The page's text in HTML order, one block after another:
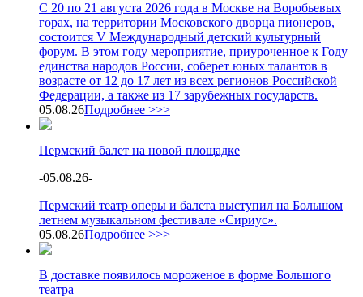
С 20 по 21 августа 2026 года в Москве на Воробьевых
горах, на территории Московского дворца пионеров,
состоится V Международный детский культурный
форум. В этом году мероприятие, приуроченное к Году
единства народов России, соберет юных талантов в
возрасте от 12 до 17 лет из всех регионов Российской
Федерации, а также из 17 зарубежных государств.
05.08.26Подробнее >>>
Пермский балет на новой площадке
-05.08.26-
Пермский театр оперы и балета выступил на Большом
летнем музыкальном фестивале «Сириус».
05.08.26Подробнее >>>
В доставке появилось мороженое в форме Большого
театра